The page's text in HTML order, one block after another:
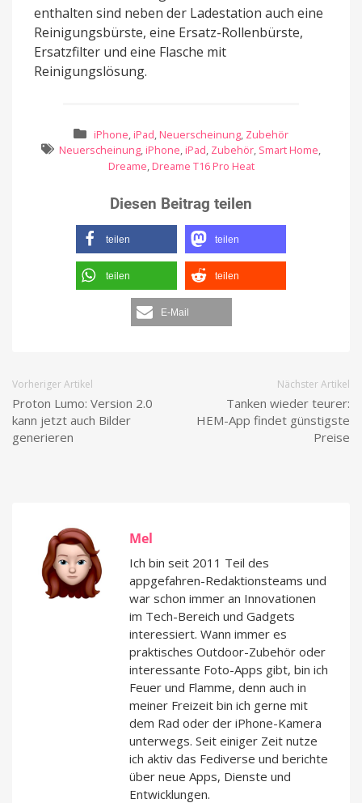
enthalten sind neben der Ladestation auch eine
Reinigungsbürste, eine Ersatz-Rollenbürste,
Ersatzfilter und eine Flasche mit
Reinigungslösung.
iPhone, iPad, Neuerscheinung, Zubehör
Neuerscheinung, iPhone, iPad, Zubehör, Smart Home,
Dreame, Dreame T16 Pro Heat
Diesen Beitrag teilen
teilen teilen
teilen teilen
E-Mail
Vorheriger Artikel
Proton Lumo: Version 2.0
kann jetzt auch Bilder
generieren
Nächster Artikel
Tanken wieder teurer:
HEM-App findet günstigste
Preise
Mel
Ich bin seit 2011 Teil des
appgefahren-Redaktionsteams und
war schon immer an Innovationen
im Tech-Bereich und Gadgets
interessiert. Wann immer es
praktisches Outdoor-Zubehör oder
interessante Foto-Apps gibt, bin ich
Feuer und Flamme, denn auch in
meiner Freizeit bin ich gerne mit
dem Rad oder der iPhone-Kamera
unterwegs. Seit einiger Zeit nutze
ich aktiv das Fediverse und berichte
über neue Apps, Dienste und
Entwicklungen.